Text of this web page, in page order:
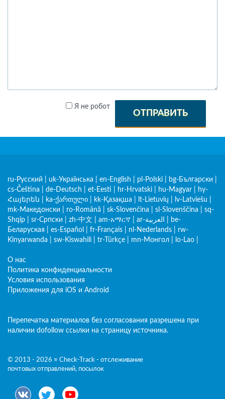
Я не робот
ОТПРАВИТЬ
ru-Русский uk-Українська en-English pl-Polski bg-Български
cs-Čeština
de-Deutsch et-Eesti hr-Hrvatski hu-Magyar
hy-
Հայերեն
ka-ქართული kk-Қазақша lt-Lietuvių lv-Latviešu
mk-Македонски
ro-Română sk-Slovenčina sl-Slovenščina
sq-
Shqip
sr-Српски zh-中文 am-አማርኛ ar-العربية
be-
Беларуская
es-Español fr-Français nl-Nederlands
rw-
Kinyarwanda
sw-Kiswahili tr-Türkçe mn-Монгол lo-Lao
О нас
Политика конфиденциальности
Условия использования
Приложения для iOS и Android
Перепечатка материалов без согласования разрешена при
наличии dofollow ссылки на страницу источника.
© 2013 - 2026 ≡ Check-Track - отслеживание
почтовых отправлений, посылок